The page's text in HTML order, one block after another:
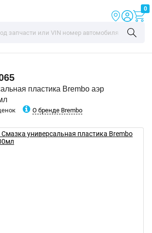
0
пластика Brembo аэр
О бренде Brembo